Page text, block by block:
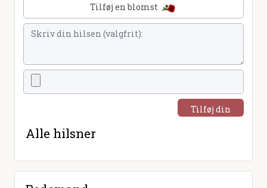
Tilføj en blomst
Tilføj din
Alle hilsner